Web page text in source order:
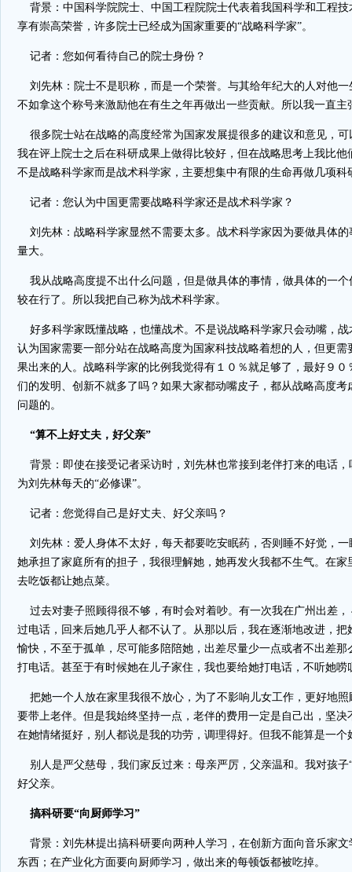
背景：中国科学院院士、中国工程院院士代表着我国科学和工程技
享有崇高荣誉，许多院士已经成为国家重要的“战略科学家”。
记者：您如何看待自己的院士身份？
刘先林：院士不是职称，而是一个荣誉。与其给年纪大的人对他一
不如拿这个称号来激励他在有生之年再做出一些贡献。所以我一直主
很多院士站在战略的高度经常为国家发展提很多的建议和意见，可
我在评上院士之后在科研成果上做得比较好，但在战略思考上我比他
不是战略科学家而是战术科学家，主要想集中有限的生命再做几项科
记者：您认为中国更需要战略科学家还是战术科学家？
刘先林：战略科学家显然不需要太多。战术科学家因为要做具体的
量大。
我从战略高度提不出什么问题，但是做具体的事情，做具体的一个
较在行了。所以我把自己称为战术科学家。
好多科学家既懂战略，也懂战术。不是说战略科学家只会动嘴，战
认为国家需要一部分站在战略高度为国家科技战略着想的人，但更需
果出来的人。战略科学家的比例我觉得有１０％就足够了，最好９０
们的发明、创新不就多了吗？如果大家都动嘴皮子，都从战略高度考
问题的。
“算不上好丈夫，好父亲”
背景：即使在接受记者采访时，刘先林也常接到老伴打来的电话，
为刘先林每天的“必修课”。
记者：您觉得自己是好丈夫、好父亲吗？
刘先林：爱人身体不太好，每天都要吃安眠药，否则睡不好觉，一
她承担了家庭所有的担子，我很理解她，她再发火我都不生气。在家
去吃饭都让她点菜。
过去对妻子照顾得很不够，有时会对着吵。有一次我在广州出差，
过电话，回来后她几乎人都不认了。从那以后，我在逐渐地改进，把
愉快，不至于孤单，尽可能多陪陪她，出差尽量少一点或者不出差那
打电话。甚至于有时候她在儿子家住，我也要给她打电话，不听她唠
把她一个人放在家里我很不放心，为了不影响儿女工作，更好地照
要带上老伴。但是我始终坚持一点，老伴的费用一定是自己出，坚决
在她情绪挺好，别人都说是我的功劳，调理得好。但我不能算是一个
别人是严父慈母，我们家反过来：母亲严厉，父亲温和。我对孩子
好父亲。
搞科研要“向厨师学习”
背景：刘先林提出搞科研要向两种人学习，在创新方面向音乐家文
东西；在产业化方面要向厨师学习，做出来的每顿饭都被吃掉。